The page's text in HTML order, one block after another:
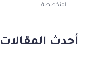
المتخصصة.
أحدث المقالات